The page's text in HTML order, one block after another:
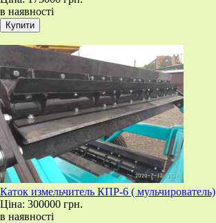
в наявності
Каток измельчитель КПР-6 ( мульчирователь)
Ціна: 300000 грн.
в наявності